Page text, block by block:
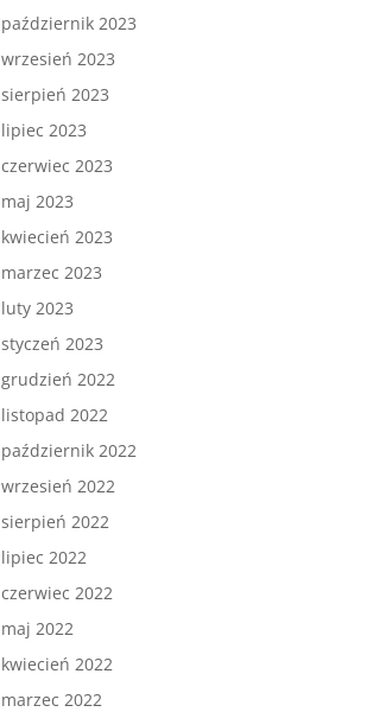
październik 2023
wrzesień 2023
sierpień 2023
lipiec 2023
czerwiec 2023
maj 2023
kwiecień 2023
marzec 2023
luty 2023
styczeń 2023
grudzień 2022
listopad 2022
październik 2022
wrzesień 2022
sierpień 2022
lipiec 2022
czerwiec 2022
maj 2022
kwiecień 2022
marzec 2022